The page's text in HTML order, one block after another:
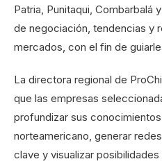
Patria, Punitaqui, Combarbalá
de negociación, tendencias y
mercados, con el fin de
La directora regional de
que las empresas
profundizar sus
norteamericano, generar
clave y visualizar